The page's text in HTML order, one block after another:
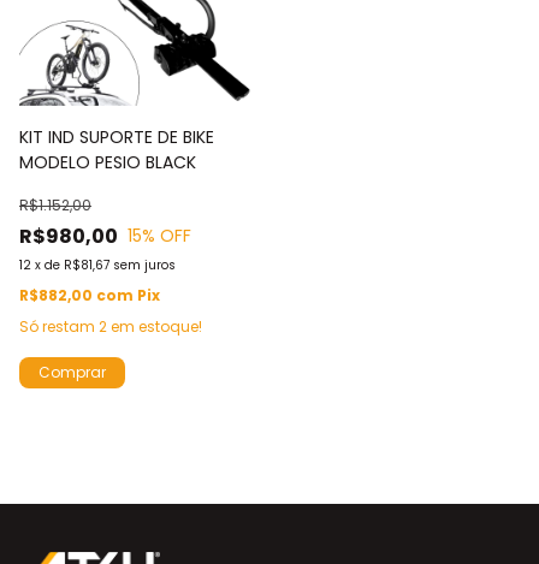
KIT IND SUPORTE DE BIKE
MODELO PESIO BLACK
R$980,00
R$1.152,00
15% OFF
12 x de R$81,67 sem juros
R$882,00 com Pix
Só restam 2em estoque!